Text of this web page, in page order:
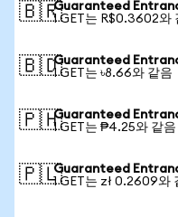
🇧🇷Guaranteed
1 GET는 R$0.3602와
🇧🇩Guaranteed
1 GET는 ৳8.66와 같음
🇵🇭Guaranteed
1 GET는 ₱4.25와 같음
🇵🇱Guaranteed
1 GET는 zł 0.2609와